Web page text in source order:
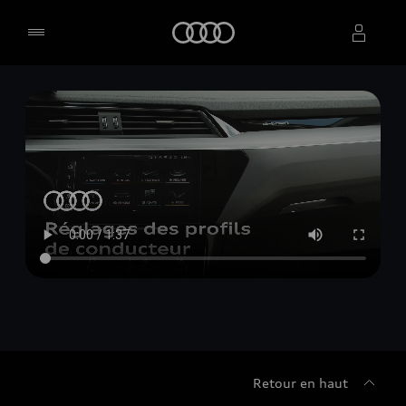
Sélectionner un concessionnaire
Retour en haut